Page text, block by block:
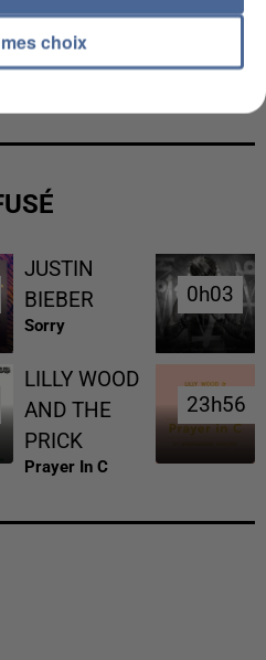
SUPPOSÉS DE LA DZ
JUSTIN
BIEBER
Sorry
0h03
0h03
LILLY WOOD
AND THE
PRICK
Prayer In C
23h56
23h56
choix